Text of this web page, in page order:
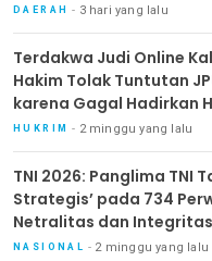
DAERAH 3 hari yang lalu
Terdakwa Judi Online
Hakim Tolak Tuntutan
karena Gagal Hadirkan
HUKRIM 2 minggu yang lalu
TNI 2026: Panglima TNI
Strategis’ pada 734
Netralitas dan
NASIONAL 2 minggu yang lalu